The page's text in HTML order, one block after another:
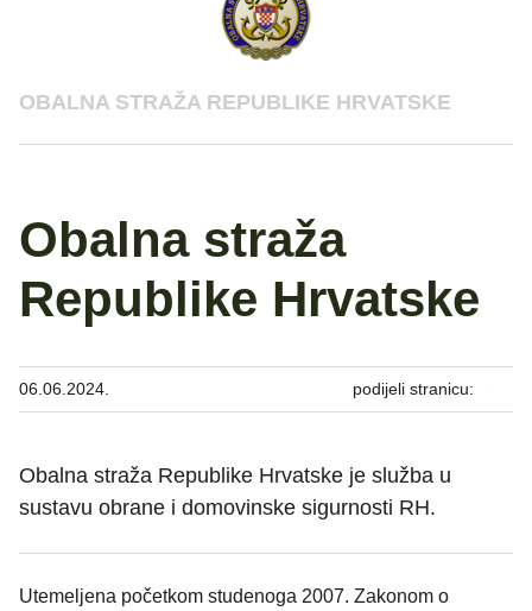
OBALNA STRAŽA REPUBLIKE HRVATSKE
Obalna straža
Republike Hrvatske
06.06.2024. podijeli stranicu:
Obalna straža Republike Hrvatske je služba u
sustavu obrane i domovinske sigurnosti RH.
Utemeljena početkom studenoga 2007. Zakonom o